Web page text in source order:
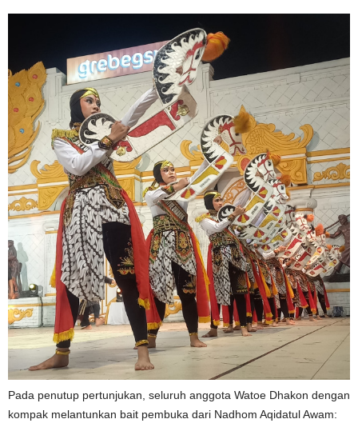
Pada penutup pertunjukan, seluruh anggota Watoe Dhakon dengan
kompak melantunkan bait pembuka dari Nadhom Aqidatul Awam: